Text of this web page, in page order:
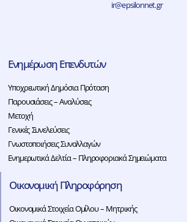
ir@epsilonnet.gr
Ενημέρωση Επενδυτών
Υποχρεωτική Δημόσια Πρόταση
Παρουσιάσεις – Αναλύσεις
Μετοχή
Γενικές Συνελεύσεις
Γνωστοποιήσεις Συναλλαγών
Ενημερωτικά Δελτία – Πληροφοριακά Σημειώματα
Οικονομική Πληροφόρηση
Οικονομικά Στοιχεία Ομίλου – Μητρικής